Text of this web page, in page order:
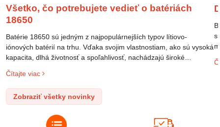
Všetko, čo potrebujete vedieť o batériách
18650
Batérie 18650 sú jedným z najpopulárnejších typov lítiovo-
iónových batérií na trhu. Vďaka svojim vlastnostiam, ako sú vysoká
kapacita, dlhá životnosť a spoľahlivosť, nachádzajú široké
po elektrické vozidlá. Pochopenie ich delenia, označovania a
správneho používania je kľúčom k ich efektívnemu a bezpečnému
využitiu.
Čítajte viac
Zobraziť všetky novinky